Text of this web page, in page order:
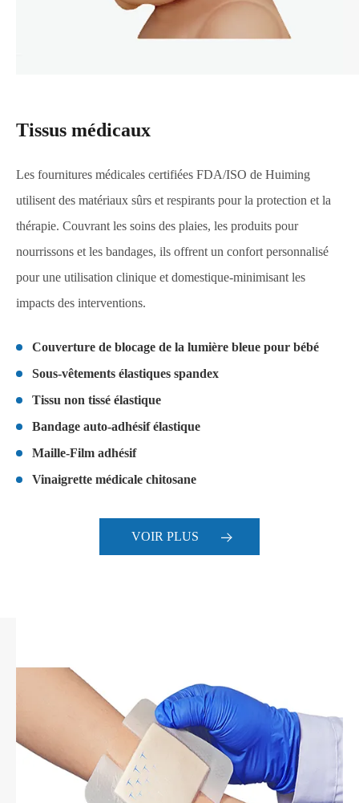
Tissus médicaux
Les fournitures médicales certifiées FDA/ISO de Huiming
utilisent des matériaux sûrs et respirants pour la protection et la
thérapie. Couvrant les soins des plaies, les produits pour
nourrissons et les bandages, ils offrent un confort personnalisé
pour une utilisation clinique et domestique-minimisant les
impacts des interventions.
Couverture de blocage de la lumière bleue pour bébé
Sous-vêtements élastiques spandex
Tissu non tissé élastique
Bandage auto-adhésif élastique
Maille-Film adhésif
Vinaigrette médicale chitosane
VOIR PLUS